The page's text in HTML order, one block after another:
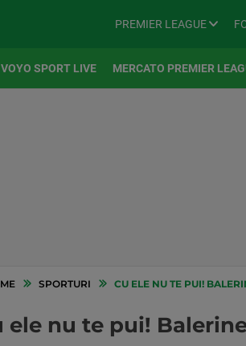
PREMIER LEAGUE
VOYO SPORT LIVE MERCATO PREMIER
SPORTURI CU ELE NU TE PUI!
ele nu te pui!